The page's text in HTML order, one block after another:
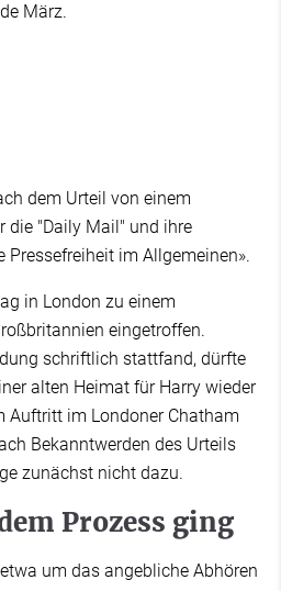
März.
dem Urteil von einem
die "Daily Mail" und ihre
im Allgemeinen».
in London zu einem
eingetroffen.
schriftlich stattfand, dürfte
alten Heimat für Harry wieder
Auftritt im Londoner Chatham
Bekanntwerden des Urteils
zunächst nicht dazu.
Prozess ging
um das angebliche Abhören